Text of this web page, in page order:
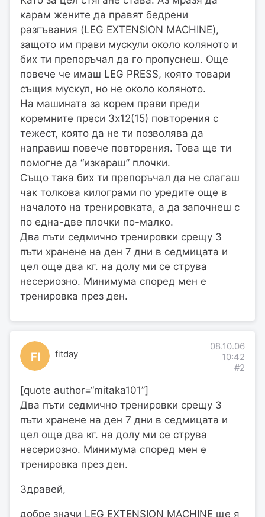
карам жените да правят бедрени
разгъвания (LEG EXTENSION MACHINE),
защото им прави мускули около коляното и
бих ти препоръчал да го пропуснеш. Още
повече че имаш LEG PRESS, която товари
същия мускул, но не около коляното.
На машината за корем прави преди
коремните преси 3х12(15) повторения с
тежест, която да не ти позволява да
направиш повече повторения. Това ще ти
помогне да “изкараш” плочки.
Също така бих ти препоръчал да не слагаш
чак толкова килограми по уредите още в
началото на тренировката, а да започнеш с
по една-две плочки по-малко.
Два пъти седмично тренировки срещу 3
пъти хранене на ден 7 дни в седмицата и
цел още два кг. на долу ми се струва
несериозно. Минимума според мен е
тренировка през ден.
FI fitday
08.10.06
10:42
#2
[quote author=“mitaka101”]
Два пъти седмично тренировки срещу 3
пъти хранене на ден 7 дни в седмицата и
цел още два кг. на долу ми се струва
несериозно. Минимума според мен е
тренировка през ден.
Здравей,
добре значи LEG EXTENSION MACHINE ще я